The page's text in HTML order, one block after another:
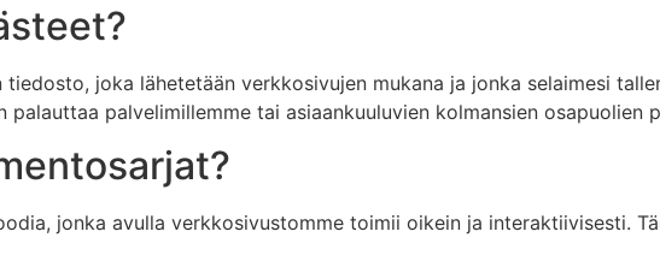
joka lähetetään verkkosivujen mukana ja jonka selaimesi
palvelimillemme tai asiaankuuluvien kolmansien osapuolien
jonka avulla verkkosivustomme toimii oikein ja interaktiivisesti.